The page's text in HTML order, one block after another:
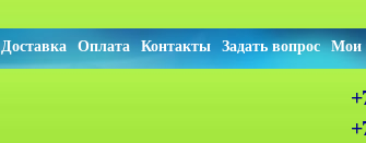
Доставка Оплата Контакты Задать вопрос Мои